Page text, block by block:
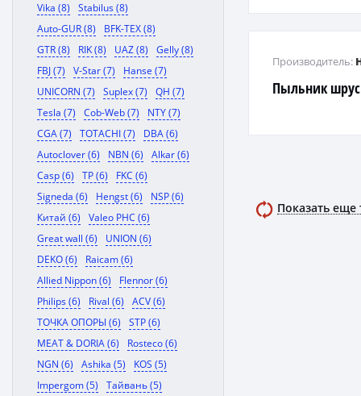
Vika (8)
Stabilus (8)
Auto-GUR (8)
BFK-TEX (8)
GTR (8)
RIK (8) UAZ (8)
Gelly (8)
FBJ (7)
V-Star (7)
Hanse (7)
UNICORN (7)
Suplex (7)
QH (7)
Tesla (7)
Cob-Web (7)
NTY (7)
CGA (7)
TOTACHI (7)
DBA (6)
Autoclover (6)
NBN (6)
Alkar (6)
Casp (6)
TP (6)
FKC (6)
Signeda (6)
Hengst (6)
NSP (6)
Китай (6)
Valeo PHC (6)
Great wall (6)
UNION (6)
DEKO (6)
Raicam (6)
Allied Nippon (6)
Flennor (6)
Philips (6)
Rival (6)
ACV (6)
ТОЧКА ОПОРЫ (6)
STP (6)
MEAT & DORIA (6)
Rosteco (6)
NGN (6)
Ashika (5)
KOS (5)
Impergom (5)
Тайвань (5)
Пыльник
Производитель:
Показать еще